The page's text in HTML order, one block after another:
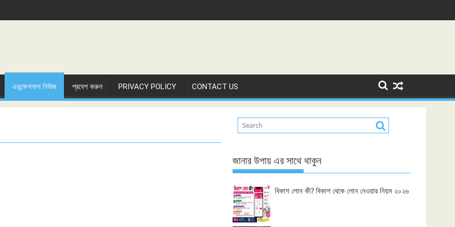
এডুকেশনাল নিউজ প্রবেশ করুন PRIVACY POLICY CONTACT US
জানার উপায় এর সাথে থাকুন
বিকাশ লোন কী? বিকাশ থেকে লোন নেওয়ার নিয়ম ২০২৬